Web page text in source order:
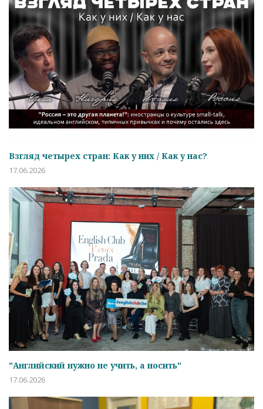
Взгляд четырех стран: Как у них / Как у нас?
17.06.2026
"Английский нужно не учить, а носить"
17.06.2026